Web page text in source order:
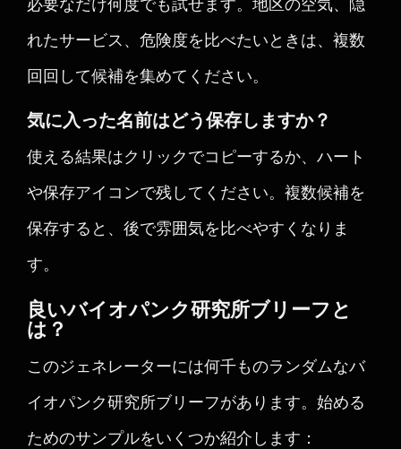
れたサービス、危険度を比べたいときは、複数
回回して候補を集めてください。
気に入った名前はどう保存しますか？
使える結果はクリックでコピーするか、ハート
や保存アイコンで残してください。複数候補を
保存すると、後で雰囲気を比べやすくなりま
す。
良いバイオパンク研究所ブリーフと
は？
このジェネレーターには何千ものランダムなバ
イオパンク研究所ブリーフがあります。始める
ためのサンプルをいくつか紹介します：